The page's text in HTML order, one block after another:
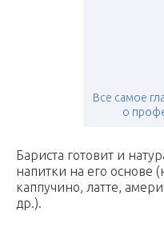
Все самое
о
Бариста готовит и
напитки на его основе
каппучино, латте,
др.).